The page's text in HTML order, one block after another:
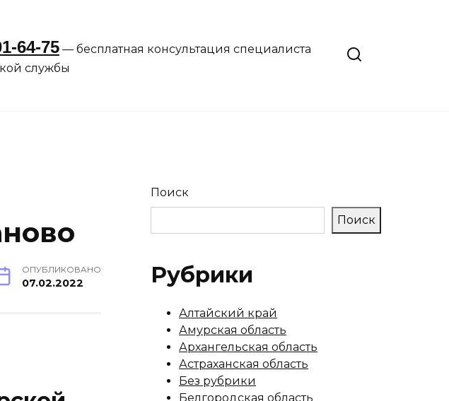
64-75— бесплатная консультация специалиста
службы
ОПУБЛИКОВАНО
07.02.2022
Поиск
Поиск
Рубрики
Алтайский край
Амурская область
Архангельская область
Астраханская область
Без рубрики
Белгородская область